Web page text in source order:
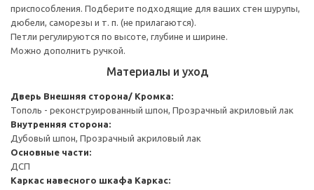
приспособления. Подберите подходящие для ваших стен шурупы,
дюбели, саморезы и т. п. (не прилагаются).
Петли регулируются по высоте, глубине и ширине.
Можно дополнить ручкой.
Материалы и уход
Дверь Внешняя сторона/ Кромка:
Тополь - реконструированный шпон, Прозрачный акриловый лак
Внутренняя сторона:
Дубовый шпон, Прозрачный акриловый лак
Основные части:
ДСП
Каркас навесного шкафа Каркас: